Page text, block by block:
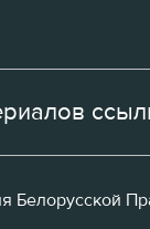
Белорусской